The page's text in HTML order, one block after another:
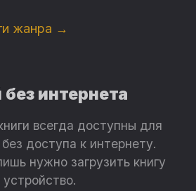
жанра →
интернета
всегда доступны для
доступа к интернету.
нужно загрузить книгу
устройство.